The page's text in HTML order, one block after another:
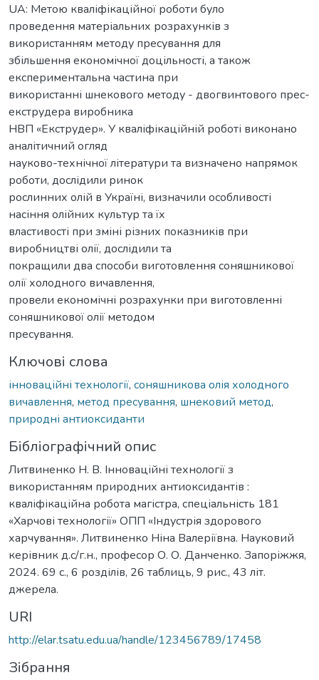
UA: Метою кваліфікаційної роботи було
проведення матеріальних розрахунків з
використанням методу пресування для
збільшення економічної доцільності, а також
експериментальна частина при
використанні шнекового методу - двогвинтового прес-
екструдера виробника
НВП «Екструдер». У кваліфікаційній роботі виконано
аналітичний огляд
науково-технічної літератури та визначено напрямок
роботи, дослідили ринок
рослинних олій в Україні, визначили особливості
насіння олійних культур та їх
властивості при зміні різних показників при
виробництві олії, дослідили та
покращили два способи виготовлення соняшникової
олії холодного вичавлення,
провели економічні розрахунки при виготовленні
соняшникової олії методом
пресування.
Ключові слова
інноваційні технології, соняшникова олія холодного
вичавлення, метод пресування, шнековий метод,
природні антиоксиданти
Бібліографічний опис
Литвиненко Н. В. Інноваційні технології з
використанням природних антиоксидантів :
кваліфікаційна робота магістра, спеціальність 181
«Харчові технології» ОПП «Індустрія здорового
харчування». Литвиненко Ніна Валеріївна. Науковий
керівник д.с/г.н., професор О. О. Данченко. Запоріжжя,
2024. 69 с., 6 розділів, 26 таблиць, 9 рис., 43 літ.
джерела.
URI
http://elar.tsatu.edu.ua/handle/123456789/17458
Зібрання